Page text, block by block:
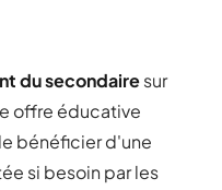
du secondairesur
offre éducative
bénéficier d'une
si besoin par les